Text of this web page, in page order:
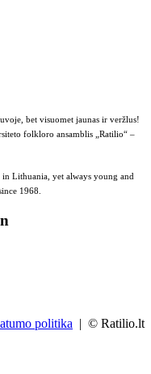
bet visuomet jaunas ir veržlus!
folkloro ansamblis „Ratilio“ –
in Lithuania, yet always young and
1968.
politika | © Ratilio.lt